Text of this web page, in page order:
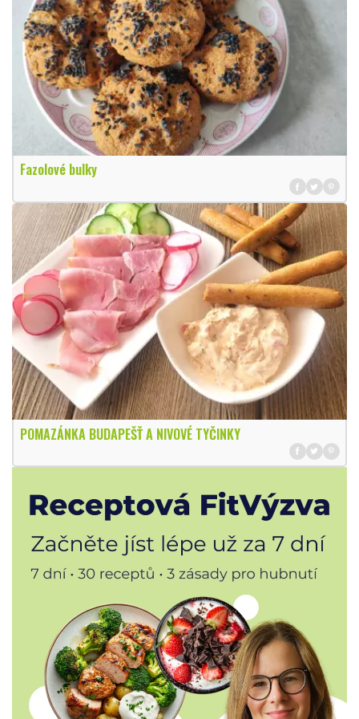
Fazolové bulky
POMAZÁNKA BUDAPEŠŤ A NIVOVÉ TYČINKY